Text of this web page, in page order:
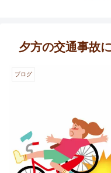
夕方の交通事故
ブログ